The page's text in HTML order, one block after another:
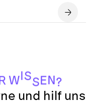
R W SSE N ?
und hilf uns